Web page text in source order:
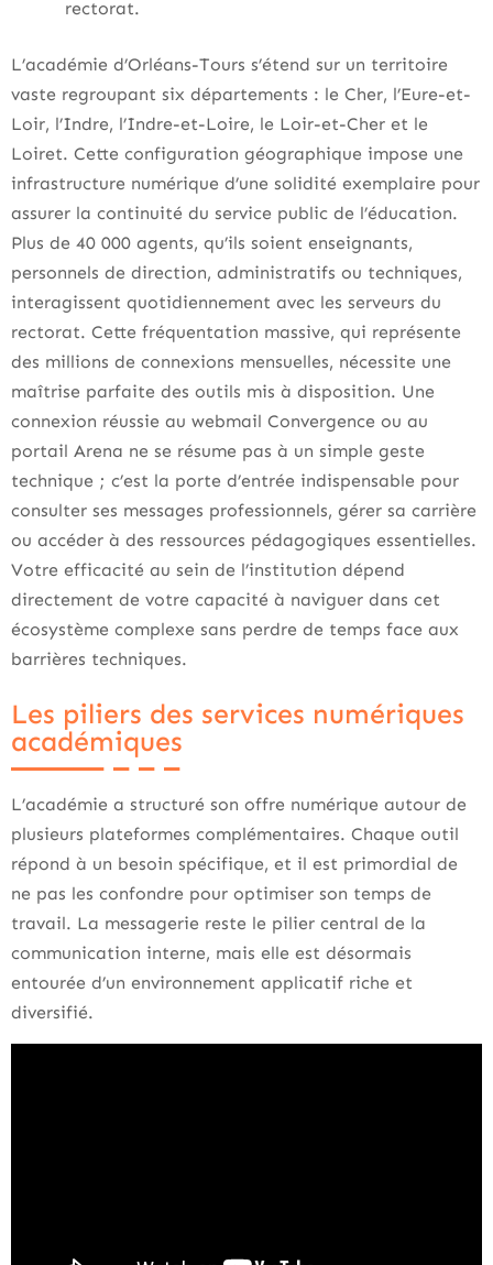
rectorat.
L’académie d’Orléans-Tours s’étend sur un territoire
vaste regroupant six départements : le Cher, l’Eure-et-
Loir, l’Indre, l’Indre-et-Loire, le Loir-et-Cher et le
Loiret. Cette configuration géographique impose une
infrastructure numérique d’une solidité exemplaire pour
assurer la continuité du service public de l’éducation.
Plus de 40 000 agents, qu’ils soient enseignants,
personnels de direction, administratifs ou techniques,
interagissent quotidiennement avec les serveurs du
rectorat. Cette fréquentation massive, qui représente
des millions de connexions mensuelles, nécessite une
maîtrise parfaite des outils mis à disposition. Une
connexion réussie au webmail Convergence ou au
portail Arena ne se résume pas à un simple geste
technique ; c’est la porte d’entrée indispensable pour
consulter ses messages professionnels, gérer sa carrière
ou accéder à des ressources pédagogiques essentielles.
Votre efficacité au sein de l’institution dépend
directement de votre capacité à naviguer dans cet
écosystème complexe sans perdre de temps face aux
barrières techniques.
Les piliers des services numériques
académiques
L’académie a structuré son offre numérique autour de
plusieurs plateformes complémentaires. Chaque outil
répond à un besoin spécifique, et il est primordial de
ne pas les confondre pour optimiser son temps de
travail. La messagerie reste le pilier central de la
communication interne, mais elle est désormais
entourée d’un environnement applicatif riche et
diversifié.